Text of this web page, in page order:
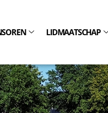
LIDMAATSCHAP